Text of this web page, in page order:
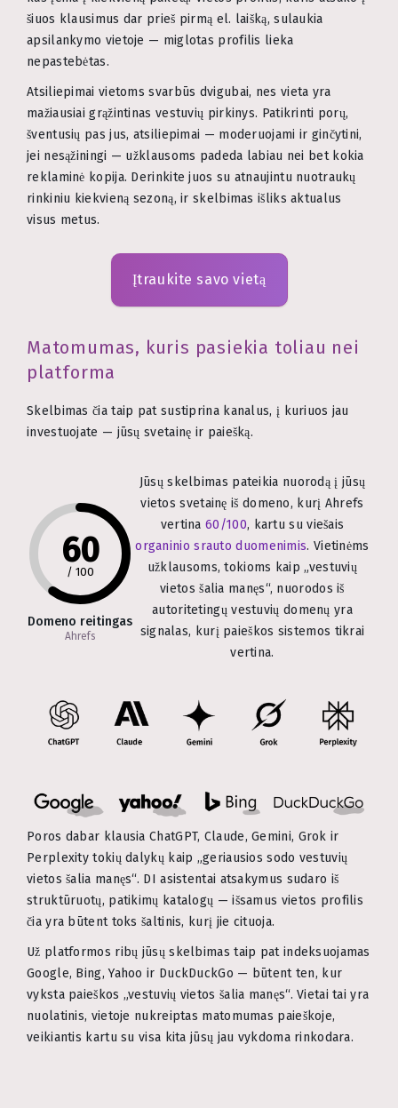
šiuos klausimus dar prieš pirmą el. laišką, sulaukia
apsilankymo vietoje — miglotas profilis lieka
nepastebėtas.
Atsiliepimai vietoms svarbūs dvigubai, nes vieta yra
mažiausiai grąžintinas vestuvių pirkinys. Patikrinti porų,
šventusių pas jus, atsiliepimai — moderuojami ir ginčytini,
jei nesąžiningi — užklausoms padeda labiau nei bet kokia
reklaminė kopija. Derinkite juos su atnaujintu nuotraukų
rinkiniu kiekvieną sezoną, ir skelbimas išliks aktualus
visus metus.
Įtraukite savo vietą
Matomumas, kuris pasiekia toliau nei
platforma
Skelbimas čia taip pat sustiprina kanalus, į kuriuos jau
investuojate — jūsų svetainę ir paiešką.
60
/ 100
Domeno reitingas
Ahrefs
Jūsų skelbimas pateikia nuorodą į jūsų
vietos svetainę iš domeno, kurį Ahrefs
vertina60/100, kartu su viešais
organinio srauto duomenimis. Vietinėms
užklausoms, tokioms kaip „vestuvių
vietos šalia manęs“, nuorodos iš
autoritetingų vestuvių domenų yra
signalas, kurį paieškos sistemos tikrai
vertina.
Poros dabar klausia ChatGPT, Claude, Gemini, Grok ir
Perplexity tokių dalykų kaip „geriausios sodo vestuvių
vietos šalia manęs“. DI asistentai atsakymus sudaro iš
struktūruotų, patikimų katalogų — išsamus vietos profilis
čia yra būtent toks šaltinis, kurį jie cituoja.
Už platformos ribų jūsų skelbimas taip pat indeksuojamas
Google, Bing, Yahoo ir DuckDuckGo — būtent ten, kur
vyksta paieškos „vestuvių vietos šalia manęs“. Vietai tai yra
nuolatinis, vietoje nukreiptas matomumas paieškoje,
veikiantis kartu su visa kita jūsų jau vykdoma rinkodara.